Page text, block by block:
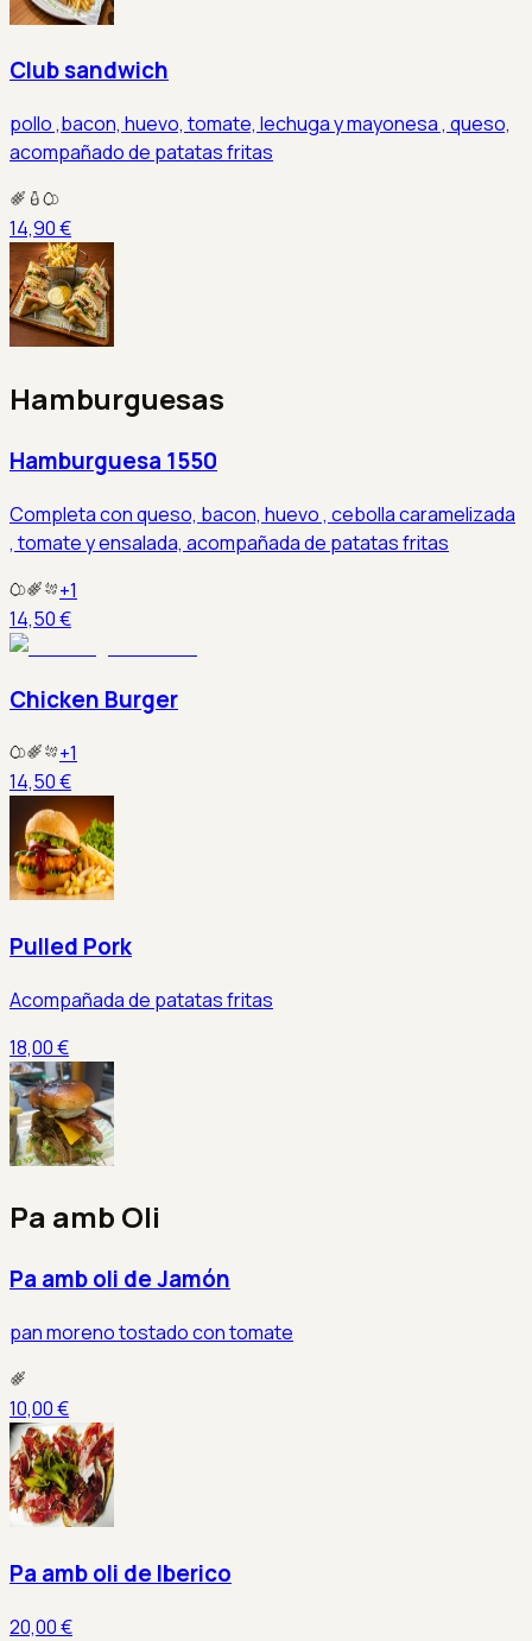
Club sandwich
pollo ,bacon, huevo, tomate, lechuga y mayonesa , queso,
acompañado de patatas fritas
14,90 €
Hamburguesas
Hamburguesa 1550
Completa con queso, bacon, huevo , cebolla caramelizada
, tomate y ensalada, acompañada de patatas fritas
+1
14,50 €
Chicken Burger
+1
14,50 €
Pulled Pork
Acompañada de patatas fritas
18,00 €
Pa amb Oli
Pa amb oli de Jamón
pan moreno tostado con tomate
10,00 €
Pa amb oli de Iberico
20,00 €